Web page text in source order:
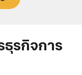
ธุรกิจการ